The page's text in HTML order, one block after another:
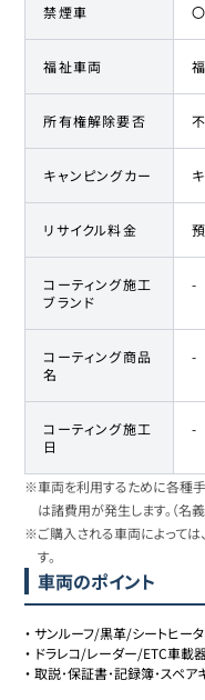
禁煙車 〇
福祉車両
所有権解除要否
キャンピングカー
リサイクル料金
コーティング施工
ブランド
-
コーティング商品
名
-
コーティング施工
日
-
※車両を利用するために各種手
は諸費用が発生します。（名
※ご購入される車両によって
す。
車両のポイント
・サンルーフ/黒革/シートヒー
・ ドラレコ/レーダー/ETC車載
・取説･保証書･記録簿･スペア